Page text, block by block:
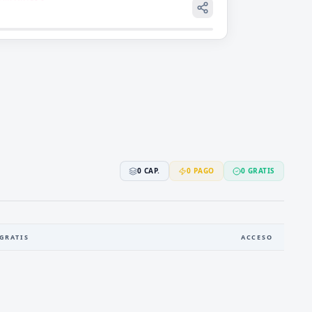
0 CAP. 0 PAGO 0 GRATIS
ACCESO